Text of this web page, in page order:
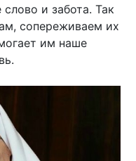
и забота. Так
сопереживаем их
им наше